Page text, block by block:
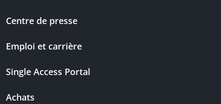
Centre de presse
Emploi et carrière
Single Access Portal
Achats